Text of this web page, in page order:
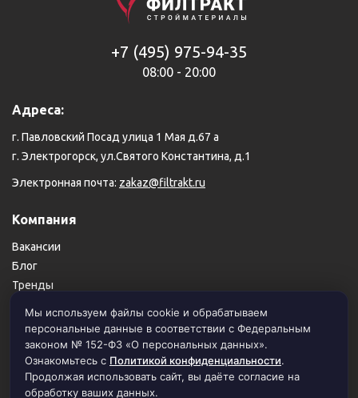
+7 (495) 975-94-35
08:00 - 20:00
Адреса:
г. Павловский Посад улица 1 Мая д.67 а
г. Электрогорск, ул.Святого Константина, д.1
Электронная почта: zakaz@filtrakt.ru
Компания
Вакансии
Блог
Тренды
Карта сайта
Пользовательское соглашение
Политика конфиденциальности
Мы используем файлы cookie и обрабатываем
персональные данные в соответствии с Федеральным
законом № 152-ФЗ «О персональных данных».
Ознакомьтесь с Политикой конфиденциальности.
Продолжая использовать сайт, вы даёте согласие на
обработку ваших данных.